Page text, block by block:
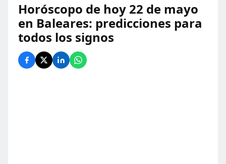
Horóscopo de hoy 22 de mayo
en Baleares: predicciones para
todos los signos